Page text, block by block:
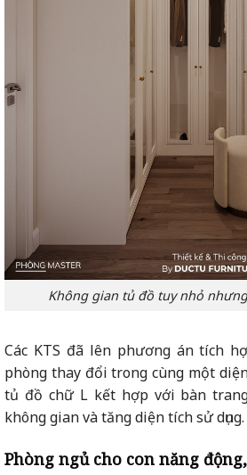
Không gian tủ đồ tuy nhỏ
Các KTS đã lên phương án tích
phòng thay đổi trong cùng một
tủ đồ chữ L kết hợp với bàn
không gian và tăng diện tích sử dụng.
Phòng ngủ cho con năng